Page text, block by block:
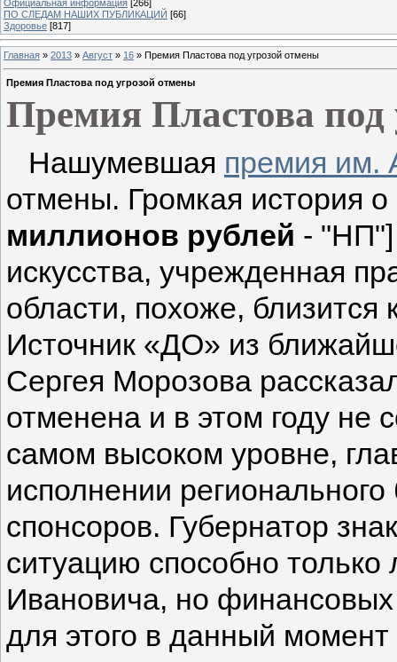
Официальная информация [266]
ПО СЛЕДАМ НАШИХ ПУБЛИКАЦИЙ [66]
Здоровье [817]
Главная » 2013 » Август » 16 » Премия Пластова под угрозой отмены
Премия Пластова под угрозой отмены
Премия Пластова под
Нашумевшая премия им.
отмены. Громкая история
миллионов рублей - "НП"]
искусства, учрежденная
области, похоже, близится
Источник «ДО» из
Сергея Морозова
отменена и в этом году не
самом высоком уровне,
исполнении
спонсоров. Губернатор
ситуацию способно
Ивановича, но
для этого в данный момент